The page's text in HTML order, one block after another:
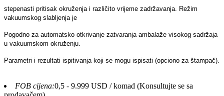
stepenasti pritisak okruženja i različito vrijeme zadržavanja. Režim
vakuumskog slabljenja je
Pogodno za automatsko otkrivanje zatvaranja ambalaže visokog sadržaja
u vakuumskom okruženju.
Parametri i rezultati ispitivanja koji se mogu ispisati (opciono za štampač).
FOB cijena:0,5 - 9.999 USD / komad (Konsultujte se sa